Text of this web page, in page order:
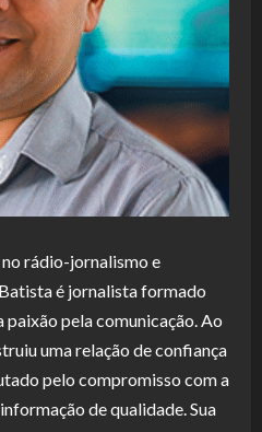
rádio-jornalismo e
é jornalista formado
pela comunicação. Ao
uma relação de confiança
pelo compromisso com a
de qualidade. Sua